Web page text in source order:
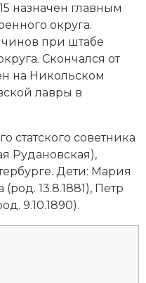
назначен главным
округа.
чинов при штабе
Скончался от
на Никольском
лавры в
статского советника
Рудановская),
Дети: Мария
(род. 13.8.1881), Петр
9.10.1890).